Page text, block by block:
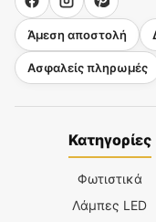
Άμεση αποστολή
Ασφαλείς πληρωμές
Κατηγορίες
Φωτιστικά
Λάμπες LED